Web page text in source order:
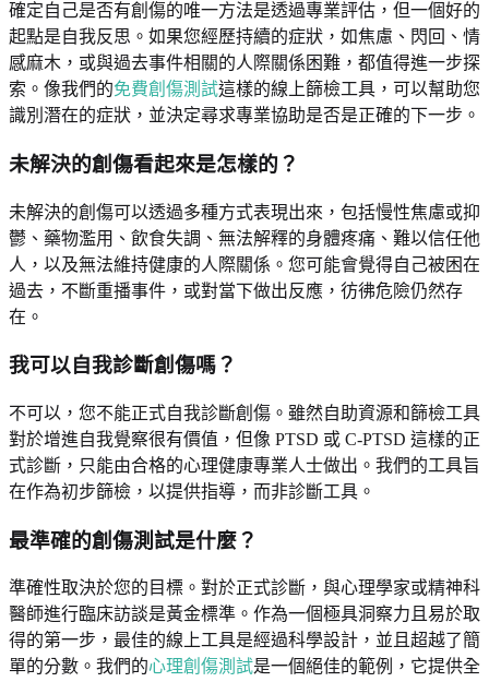
確定自己是否有創傷的唯一方法是透過專業評估，但一個好的
起點是自我反思。如果您經歷持續的症狀，如焦慮、閃回、情
感麻木，或與過去事件相關的人際關係困難，都值得進一步探
索。像我們的免費創傷測試這樣的線上篩檢工具，可以幫助您
識別潛在的症狀，並決定尋求專業協助是否是正確的下一步。
未解決的創傷看起來是怎樣的？
未解決的創傷可以透過多種方式表現出來，包括慢性焦慮或抑
鬱、藥物濫用、飲食失調、無法解釋的身體疼痛、難以信任他
人，以及無法維持健康的人際關係。您可能會覺得自己被困在
過去，不斷重播事件，或對當下做出反應，彷彿危險仍然存
在。
我可以自我診斷創傷嗎？
不可以，您不能正式自我診斷創傷。雖然自助資源和篩檢工具
對於增進自我覺察很有價值，但像 PTSD 或 C-PTSD 這樣的正
式診斷，只能由合格的心理健康專業人士做出。我們的工具旨
在作為初步篩檢，以提供指導，而非診斷工具。
最準確的創傷測試是什麼？
準確性取決於您的目標。對於正式診斷，與心理學家或精神科
醫師進行臨床訪談是黃金標準。作為一個極具洞察力且易於取
得的第一步，最佳的線上工具是經過科學設計，並且超越了簡
單的分數。我們的心理創傷測試是一個絕佳的範例，它提供全